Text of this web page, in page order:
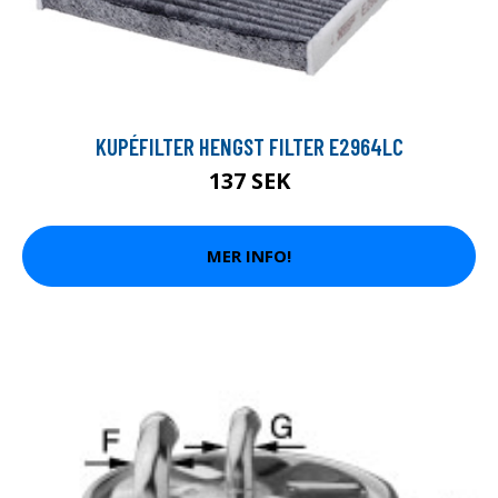
KUPÉFILTER HENGST FILTER E2964LC
137 SEK
MER INFO!